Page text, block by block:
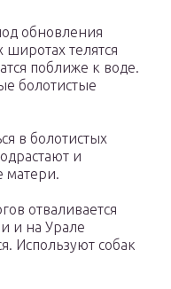
обновления
телятся
поближе к воде.
болотистые
в болотистых
и
матери.
отваливается
и на Урале
Используют собак